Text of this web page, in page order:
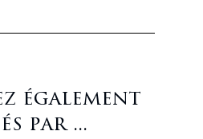
également
par ...